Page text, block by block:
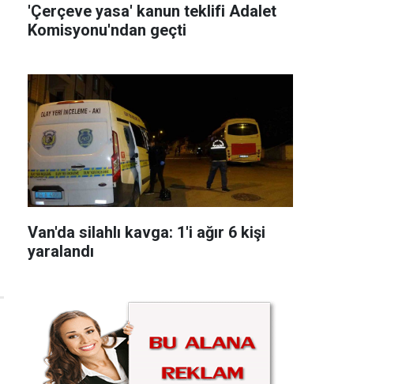
'Çerçeve yasa' kanun teklifi Adalet
Komisyonu'ndan geçti
Van'da silahlı kavga: 1'i ağır 6 kişi
yaralandı